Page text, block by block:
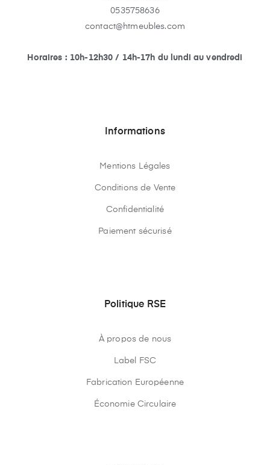
0535758636
contact@htmeubles.com
Horaires : 10h-12h30 / 14h-17h du lundi au vendredi
Informations
Mentions Légales
Conditions de Vente
Confidentialité
Paiement sécurisé
Politique RSE
À propos de nous
Label FSC
Fabrication Européenne
Économie Circulaire